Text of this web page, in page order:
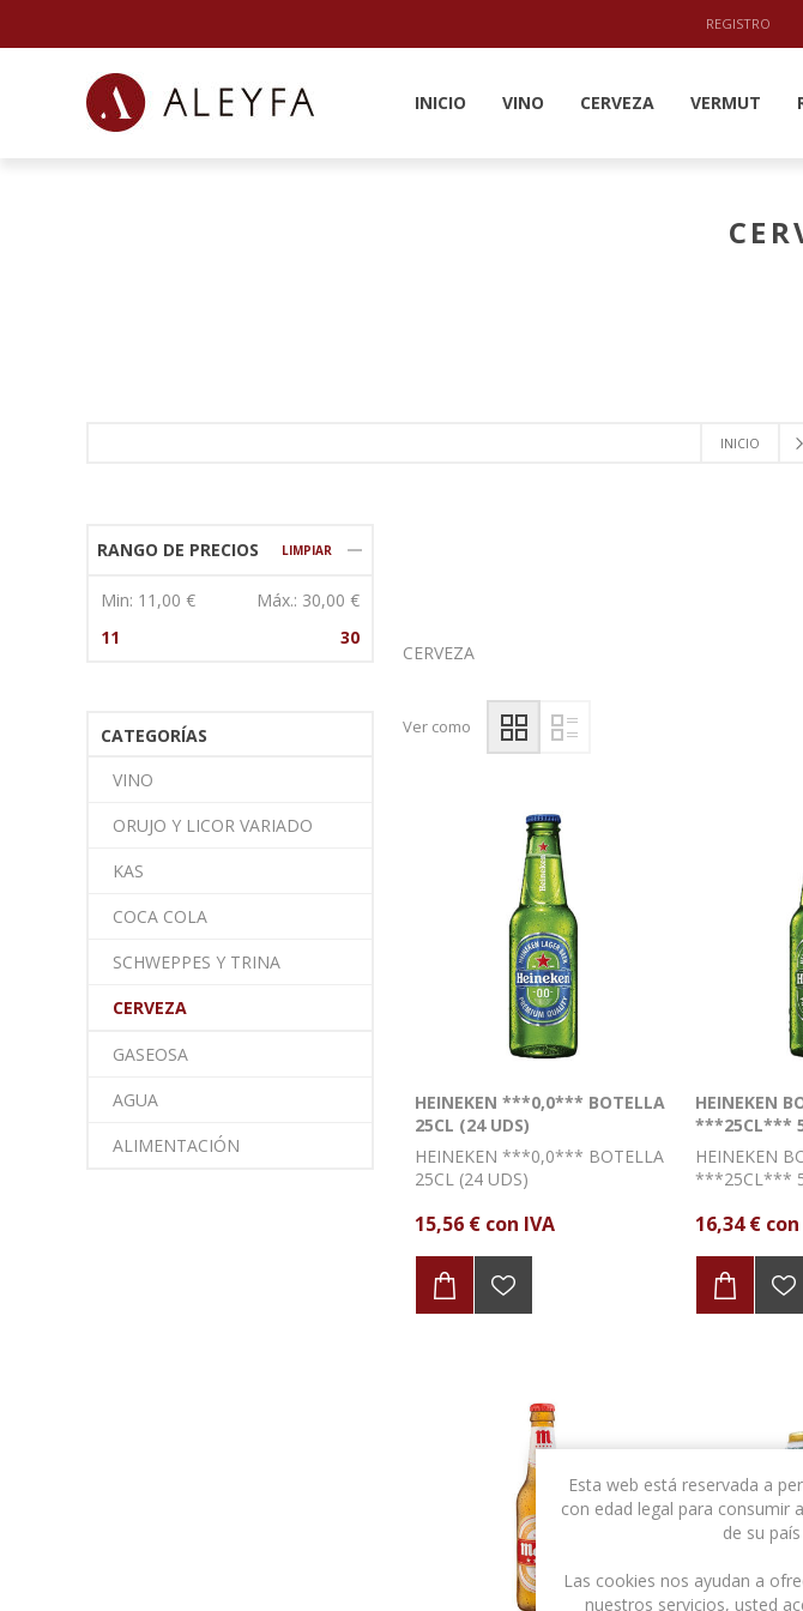
REGISTRO
INICIO VINO CERVEZA VERMUT
INICIO
CERVEZA
Ver como
HEINEKEN ***0,0*** BOTELLA
25CL (24 UDS)
HEINEKEN ***0,0*** BOTELLA
25CL (24 UDS)
15,56 € con IVA
HEINEKEN
***25CL***
HEINEKEN
***25CL***
16,34 €
RANGO DE PRECIOS LIMPIAR
Min: 11,00 € Máx.: 30,00 €
11
30
CATEGORÍAS
VINO
ORUJO Y LICOR VARIADO
KAS
COCA COLA
SCHWEPPES Y TRINA
CERVEZA
GASEOSA
AGUA
ALIMENTACIÓN
Esta web está reservada a
con edad legal para consumir
de su
Las cookies nos ayudan a
nuestros servicios, usted